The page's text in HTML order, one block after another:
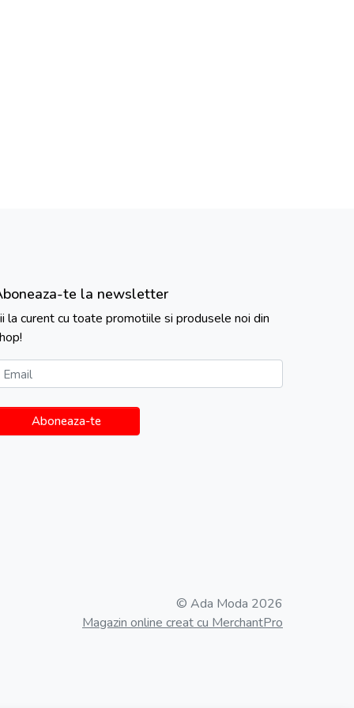
te la newsletter
la curent cu toate promotiile si produsele noi din
Email
Aboneaza-te
© Ada Moda 2026
Magazin online creat cu MerchantPro